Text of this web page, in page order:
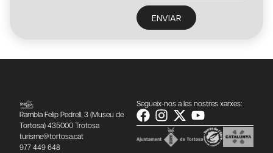
ENVIAR
Rambla Felip Pedrell, 3 (Museu de
Tortosa) 435000 Trotosa
turisme@tortosa.cat
977 449 648
Segueix-nos a les nostres xarxes: